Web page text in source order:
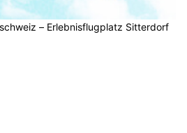
– Erlebnisflugplatz Sitterdorf